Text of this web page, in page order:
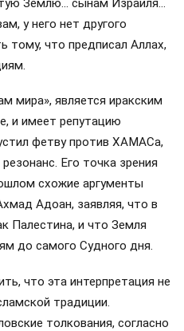
Землю… сынам Израиля…
у него нет другого
тому, что предписал Аллах,
мира», является иракским
и имеет репутацию
фетву против ХАМАСа,
Его точка зрения
схожие аргументы
Адоан, заявляя, что в
Палестина, и что Земля
до самого Судного дня.
что эта интерпретация не
традиции.
толкования, согласно